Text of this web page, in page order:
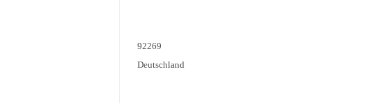
92269
Deutschland